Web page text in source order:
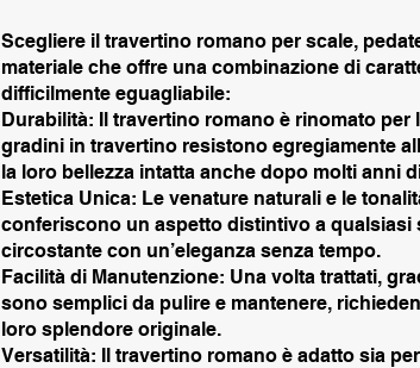
Scegliere il travertino romano per scale,
materiale che offre una combinazione di
difficilmente eguagliabile:
Durabilità: Il travertino romano è rinomato per
gradini in travertino resistono egregiamente
la loro bellezza intatta anche dopo molti anni
Estetica Unica: Le venature naturali e le
conferiscono un aspetto distintivo a qualsiasi
circostante con un’eleganza senza tempo.
Facilità di Manutenzione: Una volta trattati,
sono semplici da pulire e mantenere,
loro splendore originale.
Versatilità: Il travertino romano è adatto sia